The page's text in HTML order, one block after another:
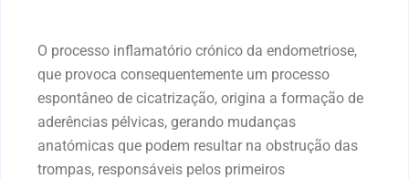
O processo inflamatório crónico da endometriose,
que provoca consequentemente um processo
espontâneo de cicatrização, origina a formação de
aderências pélvicas, gerando mudanças
anatómicas que podem resultar na obstrução das
trompas, responsáveis pelos primeiros